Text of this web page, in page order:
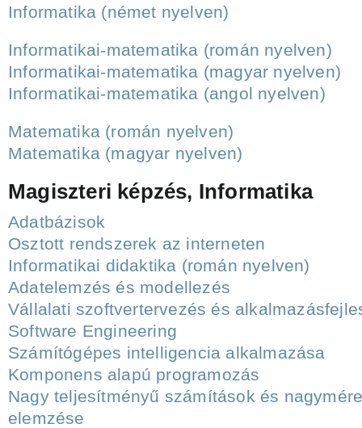
Informatika (német nyelven)
Informatikai-matematika (román nyelven)
Informatikai-matematika (magyar nyelven)
Informatikai-matematika (angol nyelven)
Matematika (román nyelven)
Matematika (magyar nyelven)
Magiszteri képzés, Informatika
Adatbázisok
Osztott rendszerek az interneten
Informatikai didaktika (román nyelven)
Adatelemzés és modellezés
Vállalati szoftvertervezés és
Software Engineering
Számítógépes intelligencia alkalmazása
Komponens alapú programozás
Nagy teljesítményű számítások és
elemzése